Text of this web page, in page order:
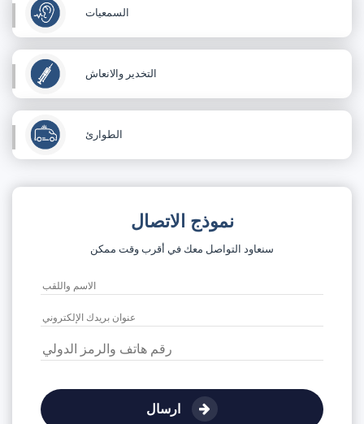
السمعيات
التخدير والانعاش
الطوارئ
نموذج الاتصال
سنعاود التواصل معك في أقرب وقت ممكن